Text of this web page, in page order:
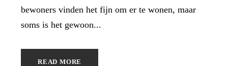
bewoners vinden het fijn om er te wonen, maar
soms is het gewoon...
READ MORE